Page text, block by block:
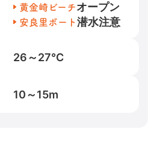
黄金崎ビーチオープン
安良里ボート 潜水注意
26～27℃
10～15m